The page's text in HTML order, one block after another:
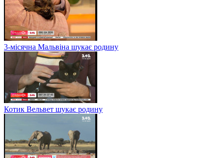
3-місячна Мальвіна шукає родину
Котик Вельвет шукає родину